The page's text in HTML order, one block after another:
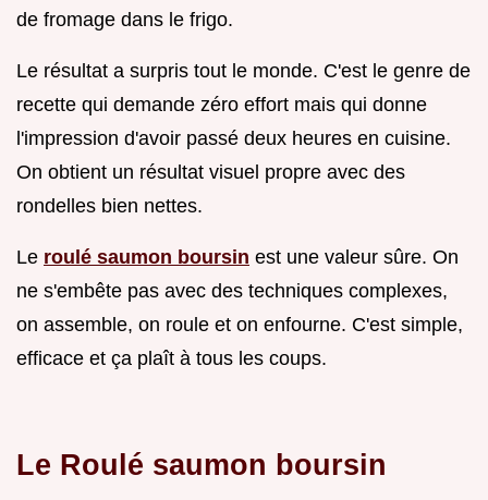
de fromage dans le frigo.
Le résultat a surpris tout le monde. C'est le genre de
recette qui demande zéro effort mais qui donne
l'impression d'avoir passé deux heures en cuisine.
On obtient un résultat visuel propre avec des
rondelles bien nettes.
Le roulé saumon boursin est une valeur sûre. On
ne s'embête pas avec des techniques complexes,
on assemble, on roule et on enfourne. C'est simple,
efficace et ça plaît à tous les coups.
Le Roulé saumon boursin